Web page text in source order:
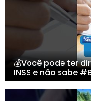
💰Você pode ter
INSS e não sabe